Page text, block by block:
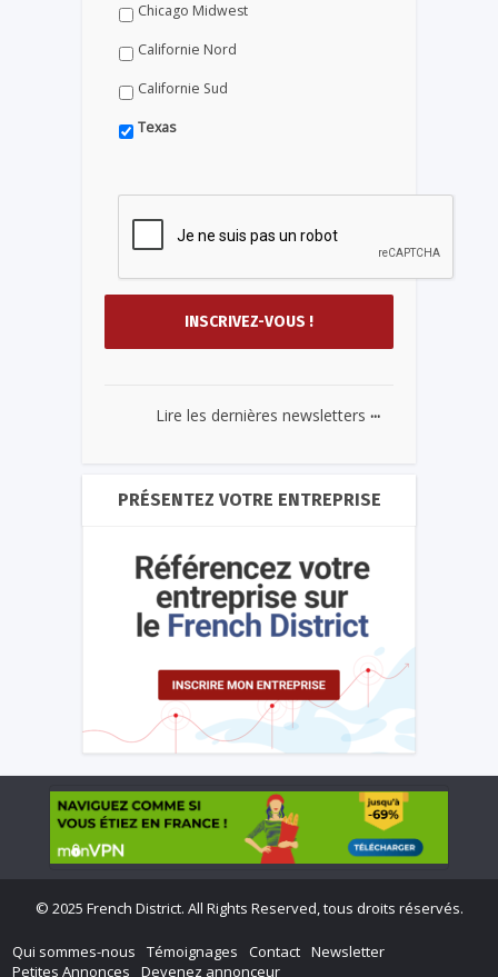
Chicago Midwest
Californie Nord
Californie Sud
Texas
Lire les dernières newsletters ...
PRÉSENTEZ VOTRE ENTREPRISE
© 2025 French District. All Rights Reserved, tous droits réservés.
Qui sommes-nous Témoignages Contact Newsletter
Petites Annonces
Devenez annonceur